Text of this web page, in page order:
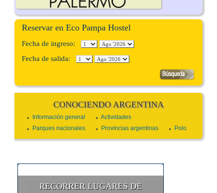
Reservar en Eco Pampa Hostel
Fecha de ingreso:
Fecha de salida:
CONOCIENDO ARGENTINA
Información general
Actividades
Parques nacionales
Provincias argentinas Polo
RECORRER LUGARES DE